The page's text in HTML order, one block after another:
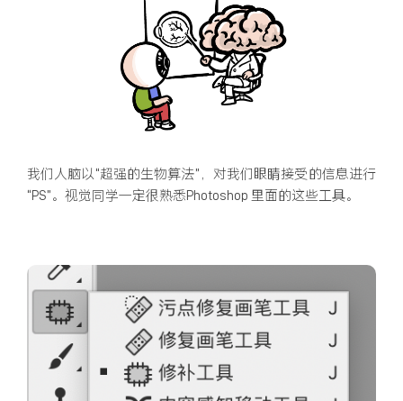
我们人脑以“超强的生物算法”，对我们眼睛接受的信息进行
“PS”。视觉同学一定很熟悉Photoshop 里面的这些工具。